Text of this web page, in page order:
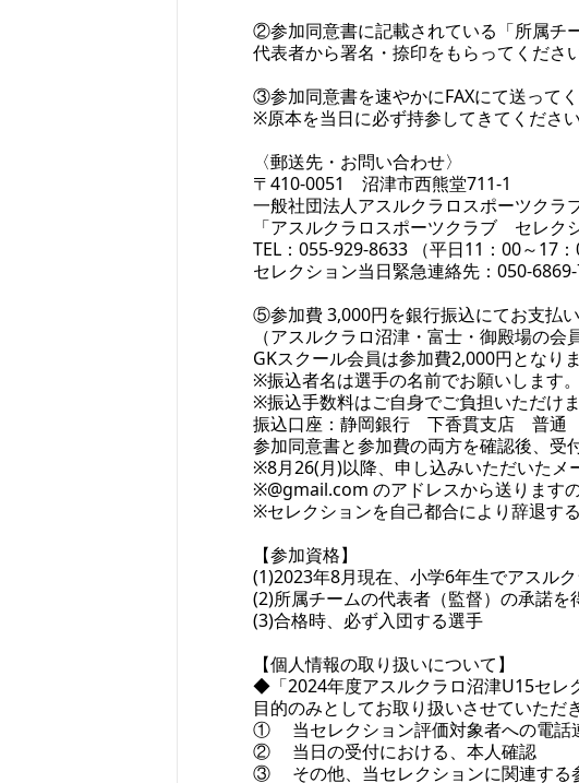
②参加同意書に記載されている「所属チ
代表者から署名・捺印をもらってください
③参加同意書を速やかにFAXにて送って
※原本を当日に必ず持参してきてください
〈郵送先・お問い合わせ〉
〒410-0051 沼津市西熊堂711-1
一般社団法人アスルクラロスポーツクラ
「アスルクラロスポーツクラブ セレ
TEL：055-929-8633 （平日11：00～17
セレクション当日緊急連絡先：050-
⑤参加費 3,000円を銀行振込にてお支払い
（アスルクラロ沼津・富士・御殿場の
GKスクール会員は参加費2,000円となりま
※振込者名は選手の名前でお願いします
※振込手数料はご自身でご負担いただけ
振込口座：静岡銀行 下香貫支店 普
参加同意書と参加費の両方を確認後、受
※8月26(月)以降、申し込みいただいたメ
※@gmail.com のアドレスから送ります
※セレクションを自己都合により辞退す
【参加資格】
(1)2023年8月現在、小学6年生でアスル
(2)所属チームの代表者（監督）の承諾
(3)合格時、必ず入団する選手
【個人情報の取り扱いについて】
◆「2024年度アスルクラロ沼津U15セレ
目的のみとしてお取り扱いさせていただ
① 当セレクション評価対象者への電話
② 当日の受付における、本人確認
③ その他、当セレクションに関連する